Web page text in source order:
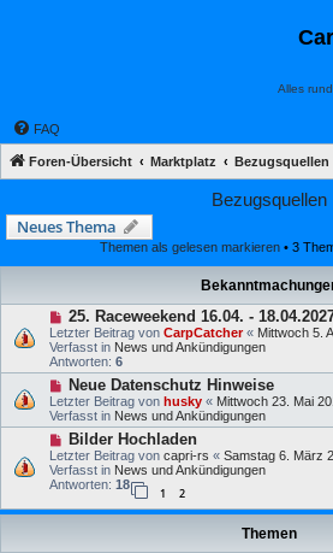
Alles
FAQ
Foren-Übersicht Marktplatz Bezugsquellen
Bezugsquellen
Neues Thema
Themen als gelesen markieren • 3
25. Raceweekend 16.04. -
Letzter Beitrag von CarpCatcher« Mittwoch 5.
Verfasst in News und Ankündigungen
Antworten: 6
Neue Datenschutz Hinweise
Letzter Beitrag von husky « Mittwoch 23. Mai
Verfasst in News und Ankündigungen
Bilder Hochladen
Letzter Beitrag von capri-rs « Samstag 6. März
Verfasst in News und Ankündigungen
Antworten: 18
1 2
Themen